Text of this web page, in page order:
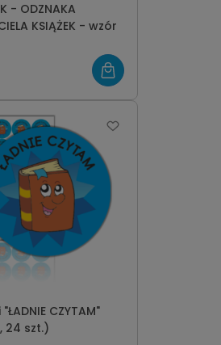
- ODZNAKA
KSIĄŻEK - wzór
CZYTAM"
24 szt.)